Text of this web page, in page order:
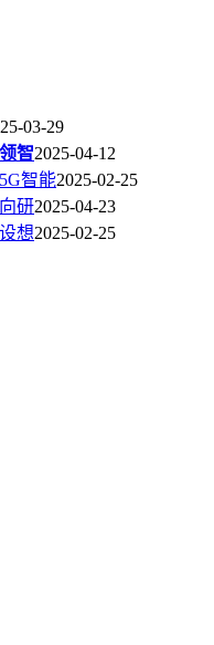
03-29
智2025-04-12
智能2025-02-25
研2025-04-23
想2025-02-25